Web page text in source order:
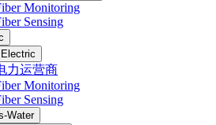
Monitoring
Sensing
Electric
力运营商
Monitoring
Sensing
Water